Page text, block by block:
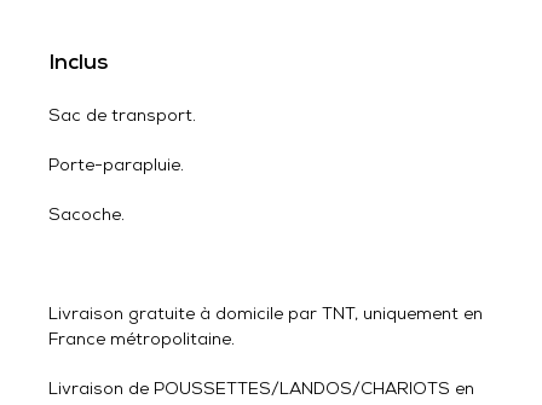
Inclus
Sac de transport.
Porte-parapluie.
Sacoche.
Livraison gratuite à domicile par TNT, uniquement en
France métropolitaine.
Livraison de POUSSETTES/LANDOS/CHARIOTS en